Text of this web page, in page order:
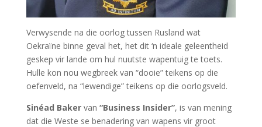
Verwysende na die oorlog tussen Rusland wat
Oekraïne binne geval het, het dit ‘n ideale geleentheid
geskep vir lande om hul nuutste wapentuig te toets.
Hulle kon nou wegbreek van “dooie” teikens op die
oefenveld, na “lewendige” teikens op die oorlogsveld.
Sinéad Bakervan “Business Insider”, is van mening
dat die Weste se benadering van wapens vir groot